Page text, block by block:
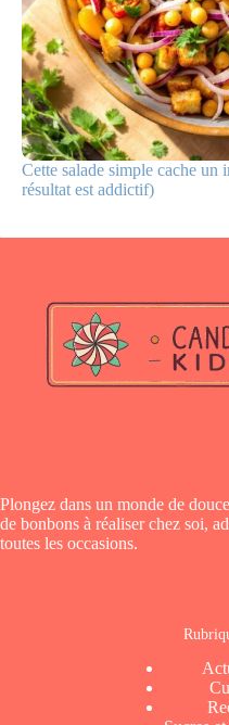
Cette salade simple cache un
résultat est addictif)
Plongez dans un monde de
de bonbons à réaliser chez soi,
toutes les occasions.